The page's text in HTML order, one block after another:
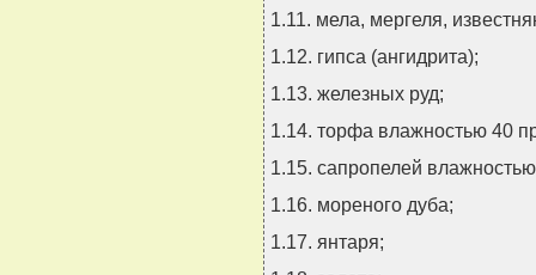
1.11. мела, мергеля,
1.12. гипса (ангидрита);
1.13. железных руд;
1.14. торфа влажностью 40
1.15. сапропелей
1.16. мореного дуба;
1.17. янтаря;